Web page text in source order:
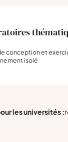
conception et
isolé
les universités :